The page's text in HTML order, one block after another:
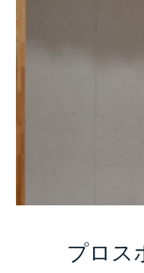
プロス